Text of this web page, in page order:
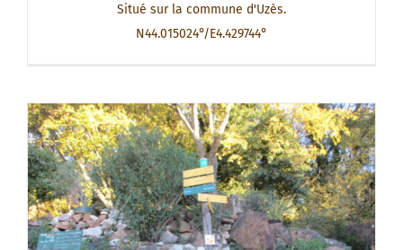
Situé sur la commune d'Uzès.
N44.015024°/E4.429744°